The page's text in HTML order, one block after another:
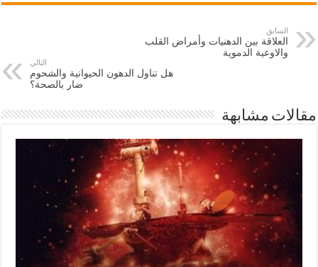
السابق
العلاقة بين الدهنيات وأمراض القلب
والاوعية الدموية
التالي
هل تناول الدهون الحيوانية والشحوم
ضار بالصحة؟
مقالات مشابهة